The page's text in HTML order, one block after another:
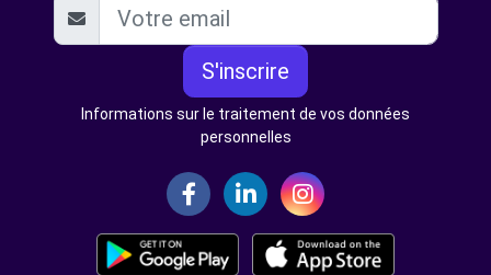
S'inscrire
Informations sur le traitement de vos données
personnelles